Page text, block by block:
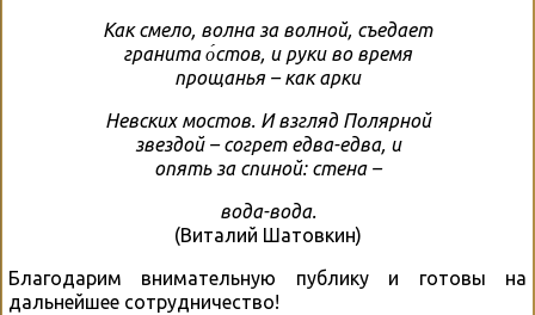
Как смело, волна за волной, съедает
гранита о́стов, и руки во время
прощанья – как арки
Невских мостов. И взгляд Полярной
звездой – согрет едва-едва, и
опять за спиной: стена –
вода-вода.
(Виталий Шатовкин)
Благодарим внимательную публику и готовы на
дальнейшее сотрудничество!